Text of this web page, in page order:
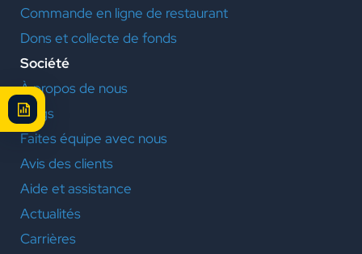
Commande en ligne de restaurant
Dons et collecte de fonds
Société
À propos de nous
Blogs
Faites équipe avec nous
Avis des clients
Aide et assistance
Actualités
Carrières